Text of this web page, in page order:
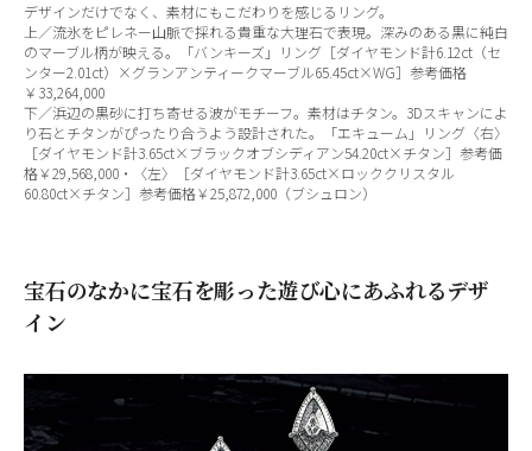
デザインだけでなく、素材にもこだわりを感じるリング。
上／流氷をピレネー山脈で採れる貴重な大理石で表現。深みのある黒に純白
のマーブル柄が映える。「バンキーズ」リング［ダイヤモンド計6.12ct（セ
ンター2.01ct）×グランアンティークマーブル65.45ct×WG］参考価格
￥33,264,000
下／浜辺の黒砂に打ち寄せる波がモチーフ。素材はチタン。3Dスキャンによ
り石とチタンがぴったり合うよう設計された。「エキューム」リング〈右〉
［ダイヤモンド計3.65ct×ブラックオブシディアン54.20ct×チタン］参考価
格￥29,568,000・〈左〉［ダイヤモンド計3.65ct×ロッククリスタル
60.80ct×チタン］参考価格￥25,872,000（ブシュロン）
宝石のなかに宝石を彫った遊び心にあふれるデザ
イン